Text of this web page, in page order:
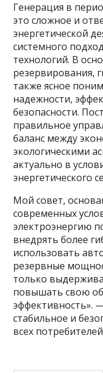
Генерация в
это сложное и
энергетической
системного
технологий. В
резервирования,
также ясное
надежности,
безопасности.
правильное
баланс между
экологическими
актуально в
энергетического
Мой совет,
современных
электроэнергию
внедрять более
использовать
резервные
только
повышать свою
эффективность».
стабильное и
всех